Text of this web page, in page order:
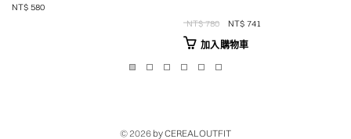
NT$ 580
NT$ 780
Original
price
was:
NT$780.
NT$ 741
加入購物車
© 2026 by CEREALOUTFIT